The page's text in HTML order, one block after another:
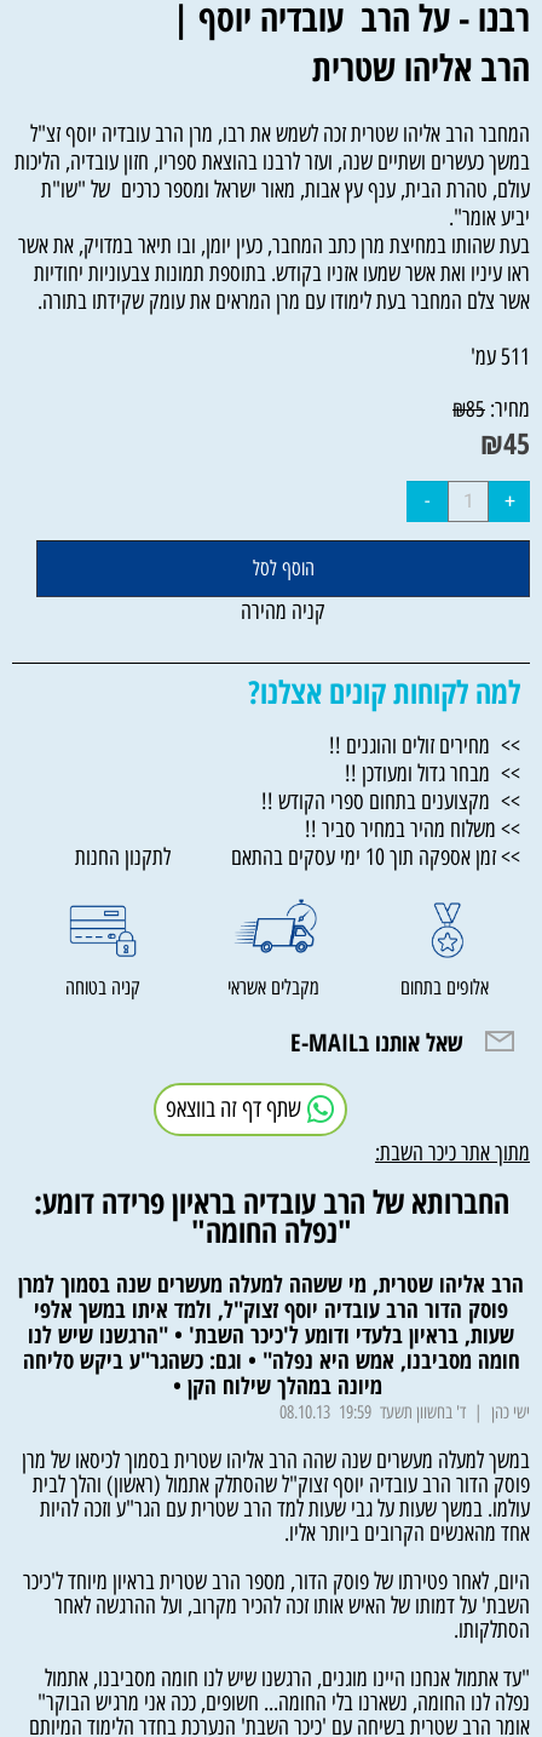
רבנו - על הרב עובדיה יוסף |
הרב אליהו שטרית
המחבר הרב אליהו שטרית זכה לשמש את רבו, מרן הרב עובדיה יוסף זצ"ל
במשך כעשרים ושתיים שנה, ועזר לרבנו בהוצאת ספריו, חזון עובדיה, הליכות
עולם, טהרת הבית, ענף עץ אבות, מאור ישראל ומספר כרכים של "שו"ת
יביע אומר".
בעת שהותו במחיצת מרן כתב המחבר, כעין יומן, ובו תיאר במדויק, את אשר
ראו עיניו ואת אשר שמעו אזניו בקודש. בתוספת תמונות צבעוניות יחודיות
אשר צלם המחבר בעת לימודו עם מרן המראים את עומק שקידתו בתורה.
511 עמ'
מחיר:
₪85
₪45
הוסף לסל
קניה מהירה
למה לקוחות קונים אצלנו?
>> מחירים זולים והוגנים !!
>> מבחר גדול ומעודכן !!
>> מקצוענים בתחום ספרי הקודש !!
>> משלוח מהיר במחיר סביר !!
>> זמן אספקה תוך 10 ימי עסקים בהתאם לתקנון החנות
אלופים בתחום מקבלים אשראי קניה בטוחה
שאל אותנו בE-MAIL
שתף דף זה בווצאפ
מתוך אתר כיכר השבת:
החברותא של הרב עובדיה בראיון פרידה דומע:
"נפלה החומה"
הרב אליהו שטרית, מי ששהה למעלה מעשרים שנה בסמוך למרן
פוסק הדור הרב עובדיה יוסף זצוק"ל, ולמד איתו במשך אלפי
שעות, בראיון בלעדי ודומע ל'כיכר השבת' • "הרגשנו שיש לנו
חומה מסביבנו, אמש היא נפלה" • וגם: כשהגר"ע ביקש סליחה
מיונה במהלך שילוח הקן •
ישי כהן | ד' בחשוון תשעד 19:59 08.10.13
במשך למעלה מעשרים שנה שהה הרב אליהו שטרית בסמוך לכיסאו של מרן
פוסק הדור הרב עובדיה יוסף זצוק"ל שהסתלק אתמול (ראשון) והלך לבית
עולמו. במשך שעות על גבי שעות למד הרב שטרית עם הגר"ע וזכה להיות
אחד מהאנשים הקרובים ביותר אליו.
היום, לאחר פטירתו של פוסק הדור, מספר הרב שטרית בראיון מיוחד ל'כיכר
השבת' על דמותו של האיש אותו זכה להכיר מקרוב, ועל ההרגשה לאחר
הסתלקותו.
"עד אתמול אנחנו היינו מוגנים, הרגשנו שיש לנו חומה מסביבנו, אתמול
נפלה לנו החומה, נשארנו בלי החומה... חשופים, ככה אני מרגיש הבוקר"
אומר הרב שטרית בשיחה עם 'כיכר השבת' הנערכת בחדר הלימוד המיותם